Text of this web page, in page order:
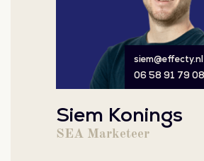
siem@effecty.nl
06 58 91 79 08
Siem Konings
SEA Marketeer